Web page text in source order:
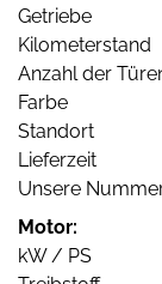
Getriebe
Kilometerstand
Anzahl der
Farbe
Standort
Lieferzeit
Unsere
Motor:
kW / PS